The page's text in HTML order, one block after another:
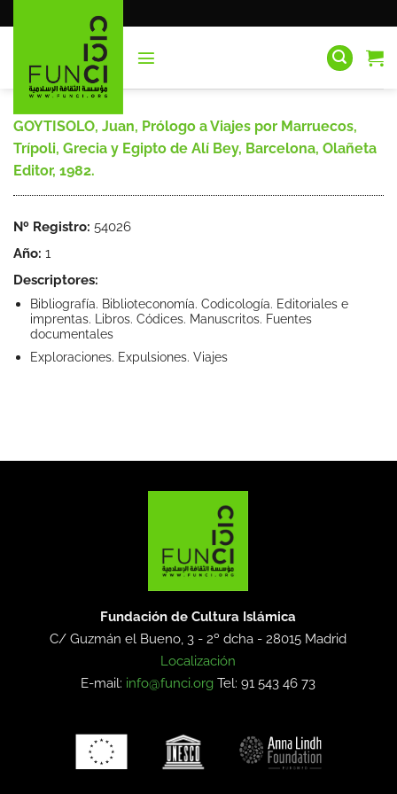
al
GOYTISOLO, Juan, Prólogo a Viajes por Marruecos,
Trípoli, Grecia y Egipto de Alí Bey, Barcelona, Olañeta
Editor, 1982.
Nº Registro: 54026
Año: 1
Descriptores:
Bibliografía. Biblioteconomía. Codicología. Editoriales e
imprentas. Libros. Códices. Manuscritos. Fuentes
documentales
Exploraciones. Expulsiones. Viajes
Fundación de Cultura Islámica
C/ Guzmán el Bueno, 3 - 2º dcha -28015 Madrid
Localización
E-mail: info@funci.org Tel: 91 543 46 73